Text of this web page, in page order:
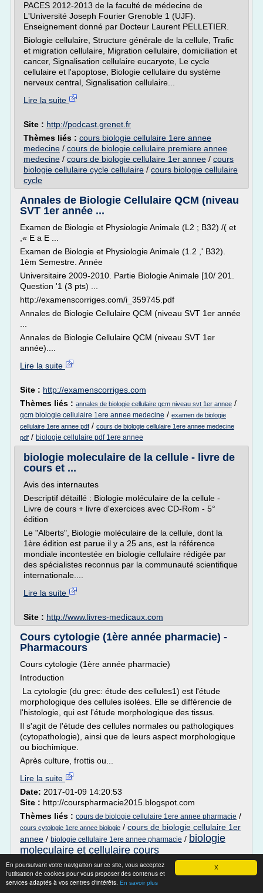
X
En poursuivant votre navigation sur ce site, vous acceptez
l'utilisation de cookies pour vous proposer des contenus et
services adaptés à vos centres d'intérêts. En savoir plus
PACES 2012-2013 de la faculté de médecine de
L'Université Joseph Fourier Grenoble 1 (UJF).
Enseignement donné par Docteur Laurent PELLETIER.
Biologie cellulaire, Structure générale de la cellule, Trafic
et migration cellulaire, Migration cellulaire, domiciliation et
cancer, Signalisation cellulaire eucaryote, Le cycle
cellulaire et l'apoptose, Biologie cellulaire du système
nerveux central, Signalisation cellulaire...
Lire la suite
Site : http://podcast.grenet.fr
Thèmes liés : cours biologie cellulaire 1ere annee
medecine / cours de biologie cellulaire premiere annee
medecine / cours de biologie cellulaire 1er annee / cours
biologie cellulaire cycle cellulaire / cours biologie cellulaire
cycle
Annales de Biologie Cellulaire QCM (niveau
SVT 1er année ...
Examen de Biologie et Physiologie Animale (L2 ; B32) /( et
,« E a E ...
Examen de Biologie et Physiologie Animale (1.2 ,' B32).
1èm Semestre. Année
Universitaire 2009-2010. Partie Biologie Animale [10/ 201.
Question '1 (3 pts) ...
http://examenscorriges.com/i_359745.pdf
Annales de Biologie Cellulaire QCM (niveau SVT 1er année
Annales de Biologie Cellulaire QCM (niveau SVT 1er
année)....
Lire la suite
Site : http://examenscorriges.com
Thèmes liés : annales de biologie cellulaire qcm niveau svt 1er annee /
qcm biologie cellulaire 1ere annee medecine / examen de biologie
cellulaire 1ere annee pdf / cours de biologie cellulaire 1ere annee medecine
pdf / biologie cellulaire pdf 1ere annee
biologie moleculaire de la cellule - livre de
cours et ...
Avis des internautes
Descriptif détaillé : Biologie moléculaire de la cellule -
Livre de cours + livre d'exercices avec CD-Rom - 5°
édition
Le "Alberts", Biologie moléculaire de la cellule, dont la
1ère édition est parue il y a 25 ans, est la référence
mondiale incontestée en biologie cellulaire rédigée par
des spécialistes reconnus par la communauté scientifique
internationale....
Lire la suite
Site : http://www.livres-medicaux.com
Cours cytologie (1ère année pharmacie) -
Pharmacours
Cours cytologie (1ère année pharmacie)
Introduction
La cytologie (du grec: étude des cellules1) est l'étude
morphologique des cellules isolées. Elle se différencie de
l'histologie, qui est l'étude morphologique des tissus.
Il s'agit de l'étude des cellules normales ou pathologiques
(cytopathologie), ainsi que de leurs aspect morphologique
ou biochimique.
Après culture, frottis ou...
Lire la suite
Date: 2017-01-09 14:20:53
Site : http://courspharmacie2015.blogspot.com
Thèmes liés : cours de biologie cellulaire 1ere annee pharmacie /
cours cytologie 1ere annee biologie / cours de biologie cellulaire 1er
annee / biologie cellulaire 1ere annee pharmacie / biologie
moleculaire et cellulaire cours
Cours cytologie (1ère année pharmacie) -
Pharmacours